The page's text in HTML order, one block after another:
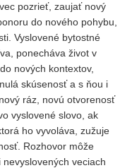
pozrieť, zaujať nový
do nového pohybu,
Vyslovené bytostné
ponecháva život v
nových kontextov,
skúsenosť a s ňou i
ráz, novú otvorenosť
vyslovené slovo, ak
ho vyvoláva, zužuje
Rozhovor môže
veciach